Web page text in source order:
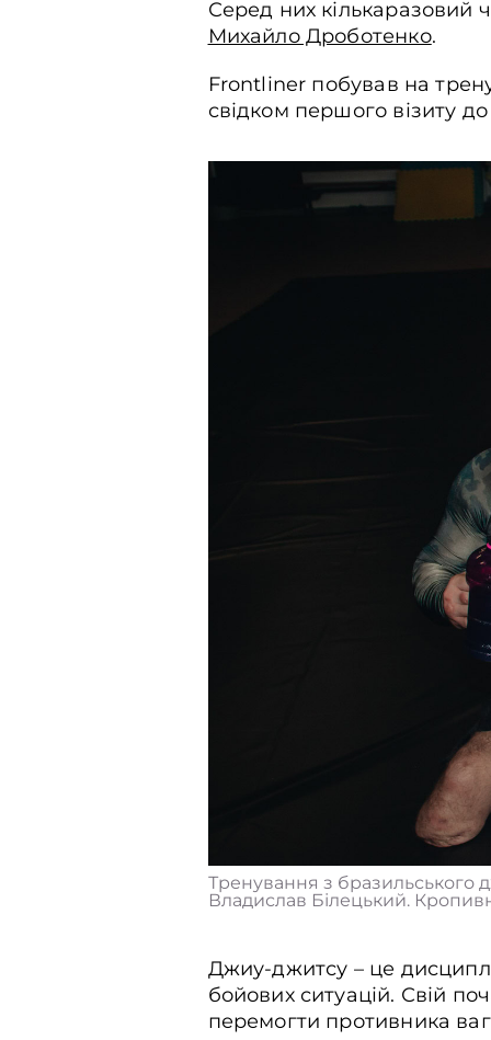
Серед них кількаразовий
Михайло Дроботенко.
Frontliner побував на
свідком першого візиту
Тренування з бразильського
Владислав Білецький.
Джиу-джитсу – це
бойових ситуацій. Свій
перемогти противника